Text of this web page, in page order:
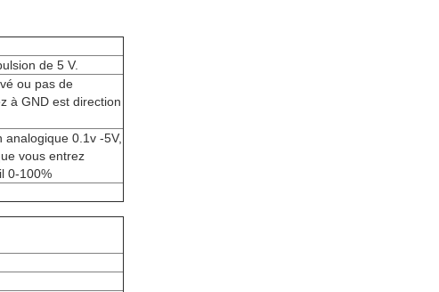
de 5 V.
ou pas de
à GND est direction
0.1v -5V,
vous entrez
0-100%